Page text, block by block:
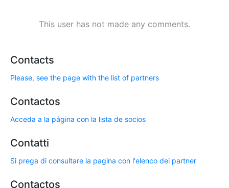
This user has not made any comments.
Contacts
Please, see the page with the list of partners
Contactos
Acceda a la página con la lista de socios
Contatti
Si prega di consultare la pagina con l'elenco dei partner
Contactos